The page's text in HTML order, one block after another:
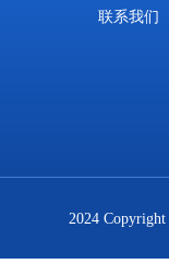
联系我们
2024